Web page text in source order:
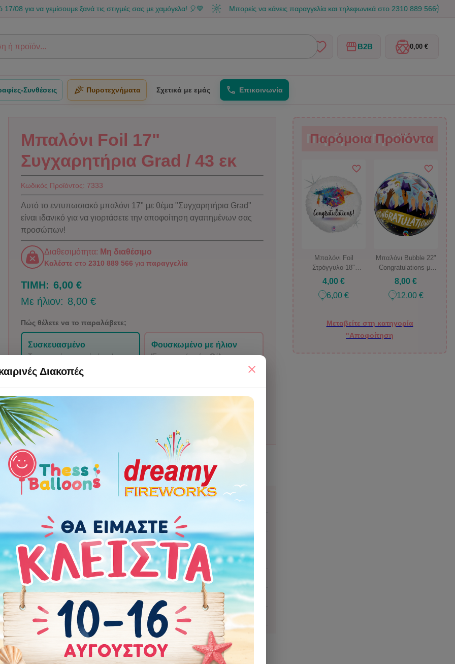
γεμίσουμε ξανά τις στιγμές σας με χαμόγελα! 🎈💙 Μπορείς να κάνεις παραγγελία και τηλεφωνικά στο 2310 889 566 ☀️
B2B 0,00 €
Συνθέσεις Πυροτεχνήματα Σχετικά με εμάς Επικοινωνία
Μπαλόνι Foil 17"
Συγχαρητήρια Grad / 43 εκ
Κωδικός Προϊόντος: 7333
Αυτό το εντυπωσιακό μπαλόνι 17" με θέμα "Συγχαρητήρια Grad"
είναι ιδανικό για να γιορτάσετε την αποφοίτηση αγαπημένων σας
προσώπων!
Διαθεσιμότητα: Μη διαθέσιμο
Καλέστε στο 2310 889 566 για παραγγελία
ΤΙΜΗ: 6,00 €
Με ήλιον: 8,00 €
Πώς θέλετε να το παραλάβετε;
Συσκευασμένο
Το φουσκώνετε εσείς ή παίρνετε
φιάλη ήλιον.
Φουσκωμένο με ήλιον
Έτοιμο από εμάς. Θέλει
Χαρακτηριστικά Οδηγίες Προφύλαξης Πόσα μπαλόνια χρειάζομαι;
Anagram
Χρώμα: Χρυσό
Χρώμα: Λευκό
Χρώμα: Μαύρο
Τεμάχια
Μέγεθος 17" (43 εκ.)
Παρόμοια Προϊόντα
Παρόμοια Προϊόντα
Μπαλόνι Foil
Στρόγγυλο 18"
Congratulations
Γκλίτερ
4,00 €
6,00 €
Μπαλόνι Bubble 22"
Congratulations με
καπέλα Ορκωμοσίας
8,00 €
12,00 €
Μεταβείτε στη κατηγορία
"Αποφοίτηση
Διακοπές